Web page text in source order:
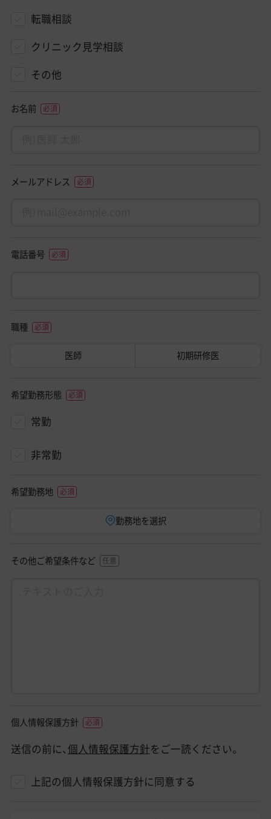
転職相談
クリニック見学相談
その他
お名前
メールアドレス
電話番号
職種
医師 初期研修医
希望勤務形態
常勤
非常勤
希望勤務地
勤務地を選択
その他ご希望条件など
個人情報保護方針
送信の前に、個人情報保護方針をご一読ください。
上記の個人情報保護方針に同意する